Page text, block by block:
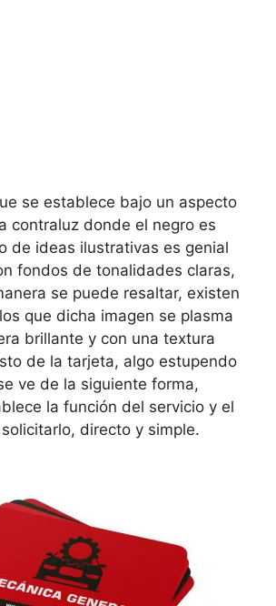
se establece bajo un aspecto
contraluz donde el negro es
de ideas ilustrativas es genial
fondos de tonalidades claras,
se puede resaltar, existen
que dicha imagen se plasma
brillante y con una textura
de la tarjeta, algo estupendo
ve de la siguiente forma,
la función del servicio y el
directo y simple.